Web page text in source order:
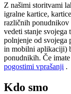
Z našimi storitvami
igralne kartice,
različnih ponudnikov
vedeti stanje svojega
polnjenje od svojega
in mobilni aplikaciji)
ponudnikih. Če imate
pogostimi vprašanji .
Kdo smo